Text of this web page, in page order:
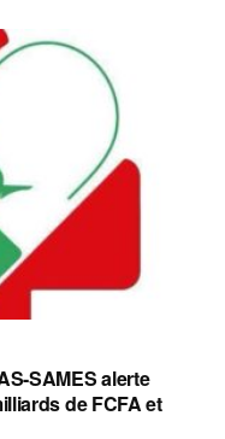
SAMES alerte
de FCFA et